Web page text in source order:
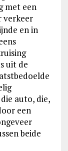
met een
verkeer
en in
uit de
auto, die,
een
beide